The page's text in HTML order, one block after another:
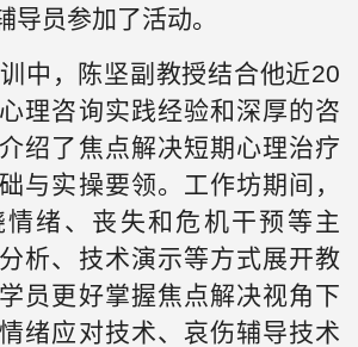
导员参加了活动。
中，陈坚副教授结合他近20
理咨询实践经验和深厚的咨
绍了焦点解决短期心理治疗
与实操要领。工作坊期间，
情绪、丧失和危机干预等主
析、技术演示等方式展开教
员更好掌握焦点解决视角下
绪应对技术、哀伤辅导技术